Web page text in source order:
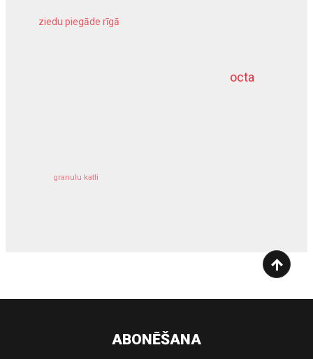
octa
ziedu piegāde rīgā
granulu katli
dziļurbums
ABONĒŠANA